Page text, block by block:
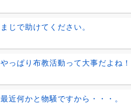
まじで助けてください。
やっぱり布教活動って大事だよね
最近何かと物騒ですから・・・。